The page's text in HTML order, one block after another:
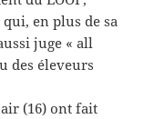
en plus de sa
juge « all
des éleveurs
(16) ont fait